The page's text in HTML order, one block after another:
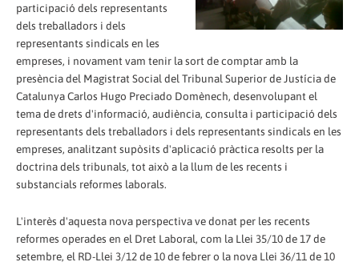
participació dels representants
dels treballadors i dels
representants sindicals en les
empreses, i novament vam tenir la sort de comptar amb la
presència del Magistrat Social del Tribunal Superior de Justícia de
Catalunya Carlos Hugo Preciado Domènech, desenvolupant el
tema de drets d'informació, audiència, consulta i participació dels
representants dels treballadors i dels representants sindicals en les
empreses, analitzant supòsits d'aplicació pràctica resolts per la
doctrina dels tribunals, tot això a la llum de les recents i
substancials reformes laborals.
L'interès d'aquesta nova perspectiva ve donat per les recents
reformes operades en el Dret Laboral, com la Llei 35/10 de 17 de
setembre, el RD-Llei 3/12 de 10 de febrer o la nova Llei 36/11 de 10